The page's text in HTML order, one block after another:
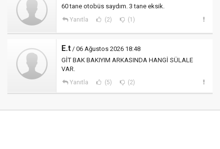
60 tane otobüs saydım. 3 tane eksik.
Yanıtla (2) (1)
E.t / 06 Ağustos 2026 18:48
GİT BAK BAKIYIM ARKASINDA HANGİ SÜLALE
VAR.
Yanıtla (5) (2)